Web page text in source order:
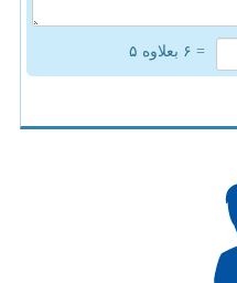
= ۶ بعلاوه ۵